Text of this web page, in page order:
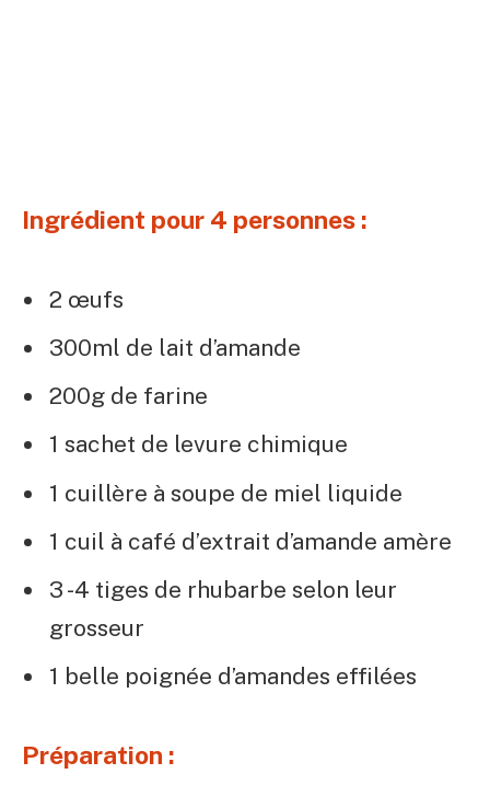
Ingrédient pour 4 personnes :
2 œufs
300ml de lait d’amande
200g de farine
1 sachet de levure chimique
1 cuillère à soupe de miel liquide
1 cuil à café d’extrait d’amande amère
3 -4 tiges de rhubarbe selon leur
grosseur
1 belle poignée d’amandes effilées
Préparation :